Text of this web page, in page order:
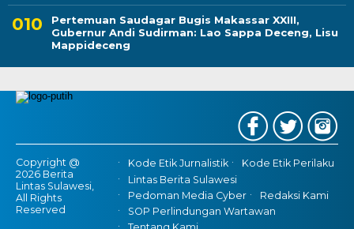
Pertemuan Saudagar Bugis Makassar XXIII,
Gubernur Andi Sudirman: Lao Sappa Deceng, Lisu
Mappideceng
Copyright @
2026 Berita
Lintas Sulawesi,
All Rights
Reserved
Kode Etik Jurnalistik
Kode Etik Perilaku
Lintas Berita Sulawesi
Pedoman Media Cyber
Redaksi Kami
SOP Perlindungan Wartawan